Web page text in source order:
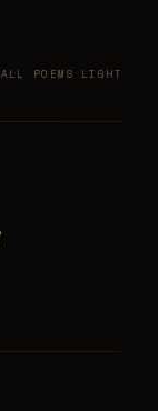
ALL POEMS LIGHT